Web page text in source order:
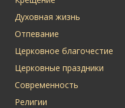
Духовная жизнь
Отпевание
Церковное благочестие
Церковные праздники
Современность
Религии